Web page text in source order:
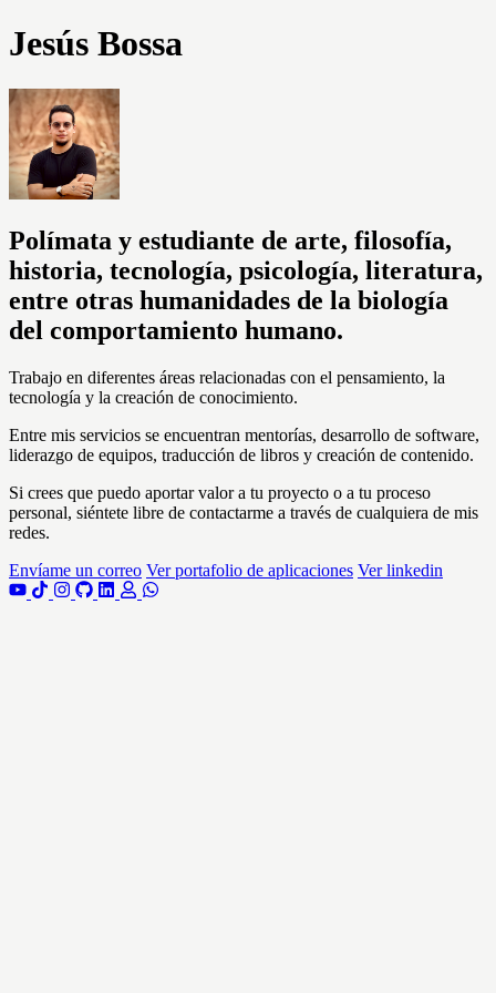
Jesús Bossa
Polímata y estudiante de arte, filosofía,
historia, tecnología, psicología, literatura,
entre otras humanidades de la biología
del comportamiento humano.
Trabajo en diferentes áreas relacionadas con el pensamiento, la
tecnología y la creación de conocimiento.
Entre mis servicios se encuentran mentorías, desarrollo de software,
liderazgo de equipos, traducción de libros y creación de contenido.
Si crees que puedo aportar valor a tu proyecto o a tu proceso
personal, siéntete libre de contactarme a través de cualquiera de mis
redes.
Envíame un correo Ver portafolio de aplicaciones Ver linkedin